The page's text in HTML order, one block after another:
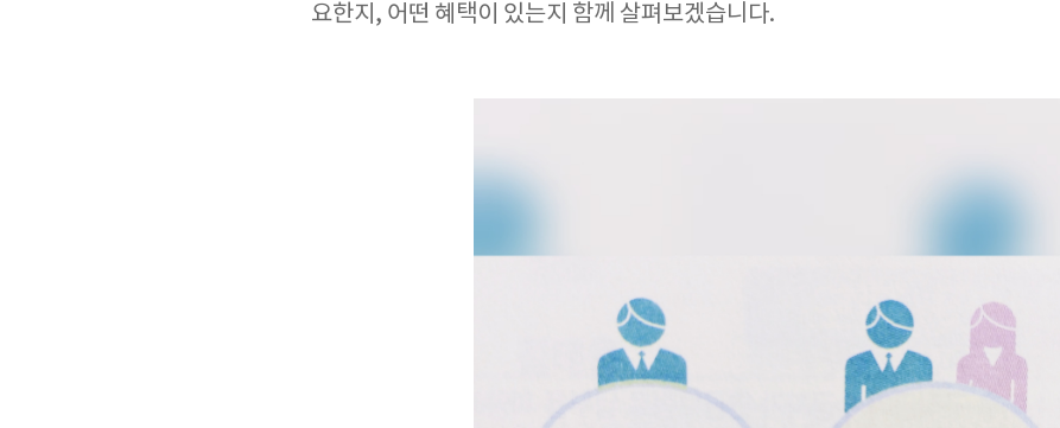
요한지, 어떤 혜택이 있는지 함께 살펴보겠습니다.